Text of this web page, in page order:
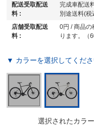
配送受取配送
料 :
完成車配送
別途送料(税
店舗受取配送
料 :
0円 / 商品
ります。（
▼ カラーを選択してくだ
選択されたカラ